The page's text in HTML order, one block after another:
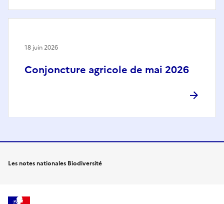
Conjoncture agricole de mai 2026
18 juin 2026
Les notes nationales Biodiversité